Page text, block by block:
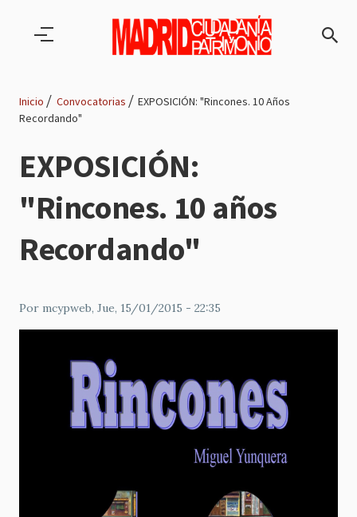
de
navegación
Inicio Convocatorias
EXPOSICIÓN: "Rincones. 10 Años
Recordando"
EXPOSICIÓN:
"Rincones. 10 años
Recordando"
Por mcypweb, Jue, 15/01/2015 - 22:35